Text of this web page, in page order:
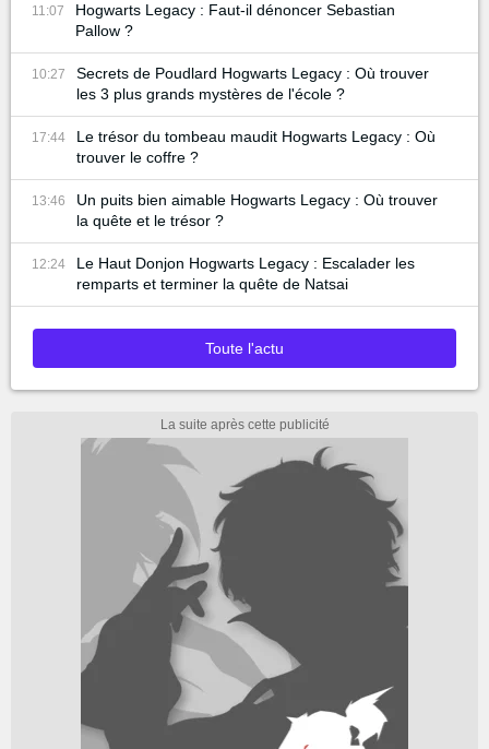
11:07
Hogwarts Legacy : Faut-il dénoncer Sebastian
Pallow ?
10:27
Secrets de Poudlard Hogwarts Legacy : Où trouver
les 3 plus grands mystères de l'école ?
17:44
Le trésor du tombeau maudit Hogwarts Legacy : Où
trouver le coffre ?
13:46
Un puits bien aimable Hogwarts Legacy : Où trouver
la quête et le trésor ?
12:24
Le Haut Donjon Hogwarts Legacy : Escalader les
remparts et terminer la quête de Natsai
Toute l'actu